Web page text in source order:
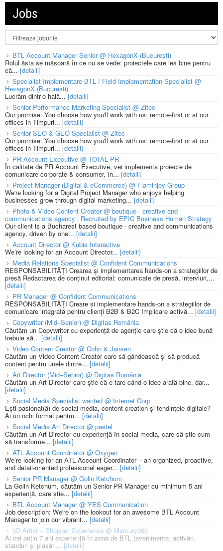
Jobs
BTL Account Manager Senior @ HexagonX (București)
Rolul ăsta se măsoară în ce nu se vede: proiectele care ies bine pentru
că... [detalii]
Specialist Implementare BTL / Field Implementation Specialist @
HexagonX (București)
Lucrăm dintr-o hală...[detalii]
Senior Performance Marketing Specialist @ Zitec
Our promise: You choose how you'll work with us: remote-first or at our
offices in Timpuri... [detalii]
Senior SEO & GEO Specialist @ Zitec
Our promise: You choose how you'll work with us: remote-first or at our
offices in Timpuri... [detalii]
PR Account Executive @ TOTAL PR
În calitate de PR Account Executive, vei implementa proiecte de
comunicare corporate & consumer, în... [detalii]
Project Manager (Digital & eCommerce) @ Flaminjoy Group
We're looking for a Digital Project Manager who enjoys helping
businesses grow through digital marketing... [detalii]
Photo & Video Content Creator @ boutique - creative and
communications agency | Recruited by EPIC Business Human Strategy
Our client is a Bucharest based boutique - creative and communications
agency, driven by one... [detalii]
Account Director @ Kubis Interactive
We’re looking for an Account Director... [detalii]
Media Relations Specialist @ Confident Communications
RESPONSABILITĂȚI Crearea și implementarea hands-on a strategiilor de
presă Redactarea de conținut editorial: comunicate de presă, interviuri,...
[detalii]
PR Manager @ Confident Communications
RESPONSABILITĂȚI Creare și implementare hands-on a strategiilor de
comunicare integrată pentru clienți B2B & B2C Implicare activă... [detalii]
Copywriter (Mid–Senior) @ Digitas România
Căutăm un Copywriter cu experiență de agenție care știe că o idee bună
trebuie să... [detalii]
Video Content Creator @ Cohn & Jansen
Căutăm un Video Content Creator care să gândească și să producă
content pentru unele dintre... [detalii]
Art Director (Mid–Senior) @ Digitas România
Căutăm un Art Director care știe că e tare când o idee arată bine, dar...
[detalii]
Social Media Specialist wanted @ Internet Corp
Ești pasionat(ă) de social media, content creation și tendințele digitale?
Ai un ochi format pentru... [detalii]
Social Media Art Director @ pastel
Căutăm un Art Director cu experiență în social media, care să știe cum
să transforme... [detalii]
ATL Account Coordinator @ Oxygen
We’re looking for an ATL Account Coordinator – an organized, proactive,
and detail-oriented professional eager... [detalii]
Senior PR Manager @ Golin Ketchum
La Golin Ketchum, căutăm un Senior PR Manager cu minimum 5 ani
experiență, care știe... [detalii]
BTL Account Manager @ YES Communication
Job description: We're on the lookout for an awesome BTL Account
Manager to join our vibrant... [detalii]
3D Artist – Shopper Experience @ Mercury360
Ai cel puțin 7 ani experiență în zona de BTL (evenimente, activări,
standuri și plasări... [detalii]